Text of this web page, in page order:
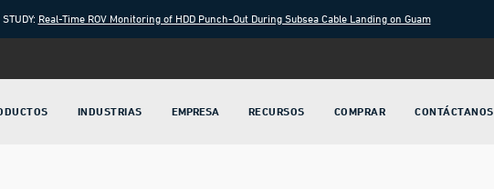
Real-Time ROV Monitoring of HDD Punch-Out During Subsea Cable Landing on Guam
INDUSTRIAS EMPRESA RECURSOS COMPRAR CONTÁCTANOS